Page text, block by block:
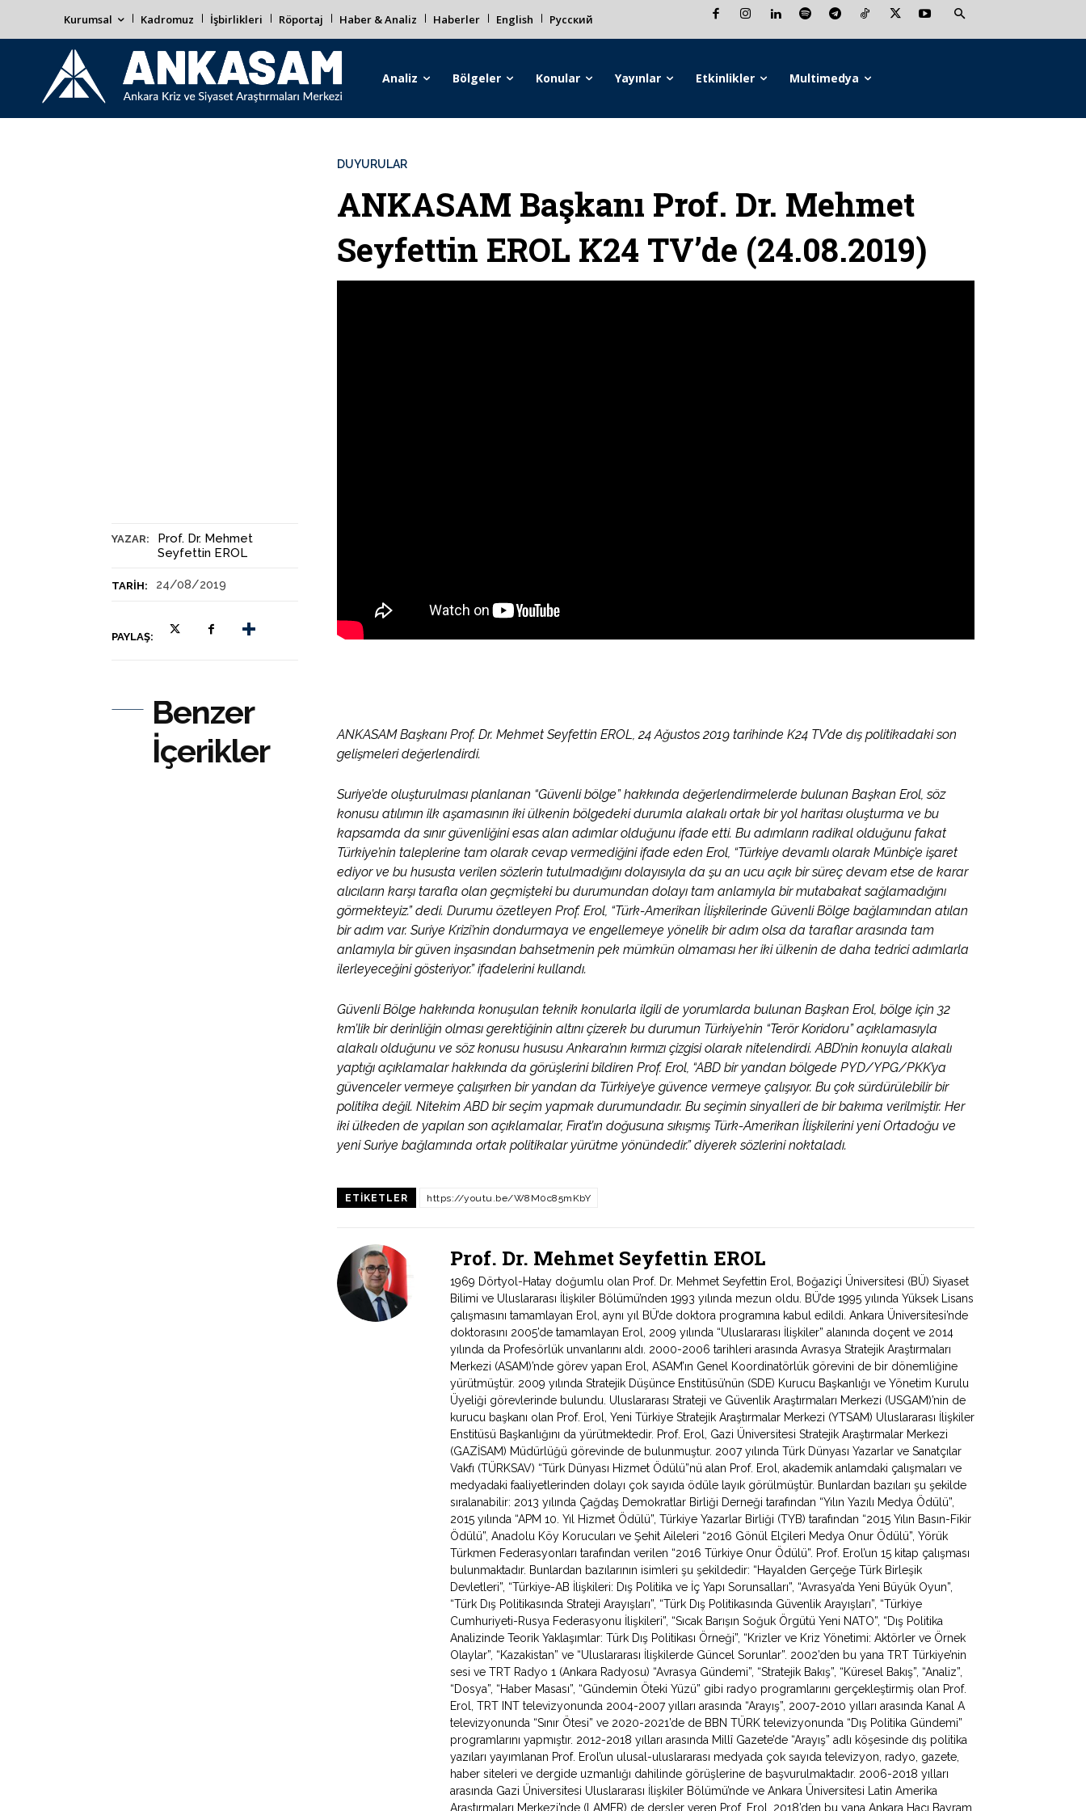
Kurumsal Kadromuz İşbirlikleri Röportaj Haber & Analiz Haberler English Русский
Analiz Bölgeler Konular Yayınlar Etkinlikler Multimedya
YAZAR:
Prof. Dr. Mehmet
Seyfettin EROL
TARIH: 24/08/2019
PAYLAŞ:
DUYURULAR
ANKASAM Başkanı Prof. Dr. Mehmet
Seyfettin EROL K24 TV’de (24.08.2019)
Benzer
İçerikler
ANKASAM Başkanı Prof. Dr. Mehmet Seyfettin EROL, 24 Ağustos 2019 tarihinde K24 TV’de dış politikadaki son
gelişmeleri değerlendirdi.
Suriye’de oluşturulması planlanan “Güvenli bölge” hakkında değerlendirmelerde bulunan Başkan Erol, söz
konusu atılımın ilk aşamasının iki ülkenin bölgedeki durumla alakalı ortak bir yol haritası oluşturma ve bu
kapsamda da sınır güvenliğini esas alan adımlar olduğunu ifade etti. Bu adımların radikal olduğunu fakat
Türkiye’nin taleplerine tam olarak cevap vermediğini ifade eden Erol, “Türkiye devamlı olarak Münbiç’e işaret
ediyor ve bu hususta verilen sözlerin tutulmadığını dolayısıyla da şu an ucu açık bir süreç devam etse de karar
alıcıların karşı tarafla olan geçmişteki bu durumundan dolayı tam anlamıyla bir mutabakat sağlamadığını
görmekteyiz.” dedi. Durumu özetleyen Prof. Erol, “Türk-Amerikan İlişkilerinde Güvenli Bölge bağlamından atılan
bir adım var. Suriye Krizi’nin dondurmaya ve engellemeye yönelik bir adım olsa da taraflar arasında tam
anlamıyla bir güven inşasından bahsetmenin pek mümkün olmaması her iki ülkenin de daha tedrici adımlarla
ilerleyeceğini gösteriyor.” ifadelerini kullandı.
Güvenli Bölge hakkında konuşulan teknik konularla ilgili de yorumlarda bulunan Başkan Erol, bölge için 32
km’lik bir derinliğin olması gerektiğinin altını çizerek bu durumun Türkiye’nin “Terör Koridoru” açıklamasıyla
alakalı olduğunu ve söz konusu hususu Ankara’nın kırmızı çizgisi olarak nitelendirdi. ABD’nin konuyla alakalı
yaptığı açıklamalar hakkında da görüşlerini bildiren Prof. Erol, “ABD bir yandan bölgede PYD/YPG/PKK’ya
güvenceler vermeye çalışırken bir yandan da Türkiye’ye güvence vermeye çalışıyor. Bu çok sürdürülebilir bir
politika değil. Nitekim ABD bir seçim yapmak durumundadır. Bu seçimin sinyalleri de bir bakıma verilmiştir. Her
iki ülkeden de yapılan son açıklamalar, Fırat’ın doğusuna sıkışmış Türk-Amerikan İlişkilerini yeni Ortadoğu ve
yeni Suriye bağlamında ortak politikalar yürütme yönündedir.” diyerek sözlerini noktaladı.
ETIKETLER https://youtu.be/W8M0c85mKbY
Prof. Dr. Mehmet Seyfettin EROL
1969 Dörtyol-Hatay doğumlu olan Prof. Dr. Mehmet Seyfettin Erol, Boğaziçi Üniversitesi (BÜ) Siyaset
Bilimi ve Uluslararası İlişkiler Bölümü’nden 1993 yılında mezun oldu. BÜ’de 1995 yılında Yüksek Lisans
çalışmasını tamamlayan Erol, aynı yıl BÜ’de doktora programına kabul edildi. Ankara Üniversitesi’nde
doktorasını 2005’de tamamlayan Erol, 2009 yılında “Uluslararası İlişkiler” alanında doçent ve 2014
yılında da Profesörlük unvanlarını aldı. 2000-2006 tarihleri arasında Avrasya Stratejik Araştırmaları
Merkezi (ASAM)’nde görev yapan Erol, ASAM’ın Genel Koordinatörlük görevini de bir dönemliğine
yürütmüştür. 2009 yılında Stratejik Düşünce Enstitüsü’nün (SDE) Kurucu Başkanlığı ve Yönetim Kurulu
Üyeliği görevlerinde bulundu. Uluslararası Strateji ve Güvenlik Araştırmaları Merkezi (USGAM)’nin de
kurucu başkanı olan Prof. Erol, Yeni Türkiye Stratejik Araştırmalar Merkezi (YTSAM) Uluslararası İlişkiler
Enstitüsü Başkanlığını da yürütmektedir. Prof. Erol, Gazi Üniversitesi Stratejik Araştırmalar Merkezi
(GAZİSAM) Müdürlüğü görevinde de bulunmuştur. 2007 yılında Türk Dünyası Yazarlar ve Sanatçılar
Vakfı (TÜRKSAV) “Türk Dünyası Hizmet Ödülü”nü alan Prof. Erol, akademik anlamdaki çalışmaları ve
medyadaki faaliyetlerinden dolayı çok sayıda ödüle layık görülmüştür. Bunlardan bazıları şu şekilde
sıralanabilir: 2013 yılında Çağdaş Demokratlar Birliği Derneği tarafından “Yılın Yazılı Medya Ödülü”,
2015 yılında “APM 10. Yıl Hizmet Ödülü”, Türkiye Yazarlar Birliği (TYB) tarafından “2015 Yılın Basın-Fikir
Ödülü”, Anadolu Köy Korucuları ve Şehit Aileleri “2016 Gönül Elçileri Medya Onur Ödülü”, Yörük
Türkmen Federasyonları tarafından verilen “2016 Türkiye Onur Ödülü”. Prof. Erol’un 15 kitap çalışması
bulunmaktadır. Bunlardan bazılarının isimleri şu şekildedir: “Hayalden Gerçeğe Türk Birleşik
Devletleri”, “Türkiye-AB İlişkileri: Dış Politika ve İç Yapı Sorunsalları”, “Avrasya’da Yeni Büyük Oyun”,
“Türk Dış Politikasında Strateji Arayışları”, “Türk Dış Politikasında Güvenlik Arayışları”, “Türkiye
Cumhuriyeti-Rusya Federasyonu İlişkileri”, “Sıcak Barışın Soğuk Örgütü Yeni NATO”, “Dış Politika
Analizinde Teorik Yaklaşımlar: Türk Dış Politikası Örneği”, “Krizler ve Kriz Yönetimi: Aktörler ve Örnek
Olaylar”, “Kazakistan” ve “Uluslararası İlişkilerde Güncel Sorunlar”. 2002’den bu yana TRT Türkiye’nin
sesi ve TRT Radyo 1 (Ankara Radyosu) “Avrasya Gündemi”, “Stratejik Bakış”, “Küresel Bakış”, “Analiz”,
“Dosya”, “Haber Masası”, “Gündemin Öteki Yüzü” gibi radyo programlarını gerçekleştirmiş olan Prof.
Erol, TRT INT televizyonunda 2004-2007 yılları arasında “Arayış”, 2007-2010 yılları arasında Kanal A
televizyonunda “Sınır Ötesi” ve 2020-2021’de de BBN TÜRK televizyonunda “Dış Politika Gündemi”
programlarını yapmıştır. 2012-2018 yılları arasında Millî Gazete’de “Arayış” adlı köşesinde dış politika
yazıları yayımlanan Prof. Erol’un ulusal-uluslararası medyada çok sayıda televizyon, radyo, gazete,
haber siteleri ve dergide uzmanlığı dahilinde görüşlerine de başvurulmaktadır. 2006-2018 yılları
arasında Gazi Üniversitesi Uluslararası İlişkiler Bölümü’nde ve Ankara Üniversitesi Latin Amerika
Araştırmaları Merkezi’nde (LAMER) de dersler veren Prof. Erol, 2018’den bu yana Ankara Hacı Bayram